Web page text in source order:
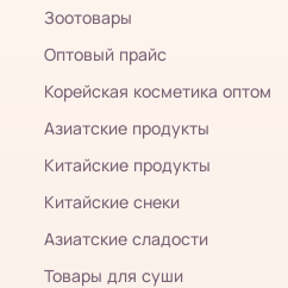
Зоотовары
Оптовый прайс
Корейская косметика оптом
Азиатские продукты
Китайские продукты
Китайские снеки
Азиатские сладости
Товары для суши